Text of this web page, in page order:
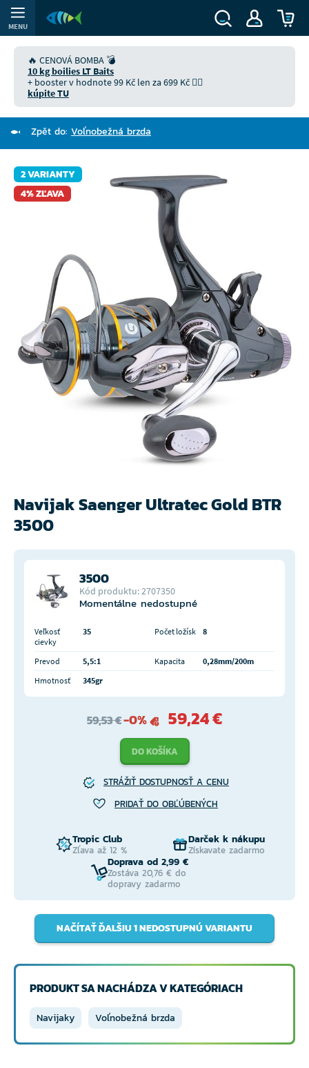
MENU
🔥 CENOVÁ BOMBA 💣
10 kg boilies LT Baits
+ booster v hodnote 99 Kč len za 699 Kč 👉🏻
kúpite TU
Zpět do: Voľnobežná brzda
2 VARIANTY
4% ZĽAVA
Navijak Saenger Ultratec Gold BTR
3500
3500
Kód produktu: 2707350
Momentálne nedostupné
Veľkosť
cievky
35 Počet ložísk 8
Prevod 5,5:1 Kapacita
0,28mm/200m
Hmotnosť
345gr
59,53 €-0% 59,24 €
DO KOŠÍKA
STRÁŽIŤ DOSTUPNOSŤ A CENU
PRIDAŤ DO OBĽÚBENÝCH
Tropic Club
Zľava až 12 %
Darček k nákupu
Získavate zadarmo
Doprava od 2,99 €
Zostáva 20,76 € do
dopravy zadarmo
NAČÍTAŤ ĎALŠIU 1 NEDOSTUPNÚ VARIANTU
PRODUKT SA NACHÁDZA V KATEGÓRIACH
Navijaky Voľnobežná brzda